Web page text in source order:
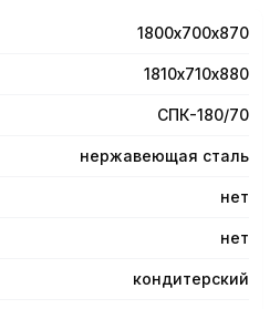
по высоте, что помогает
поверхности стола.
размещения в помещении и
с любой стороны.
1800х700х870
1810х710х880
СПК-180/70
нержавеющая сталь
нет
нет
кондитерский